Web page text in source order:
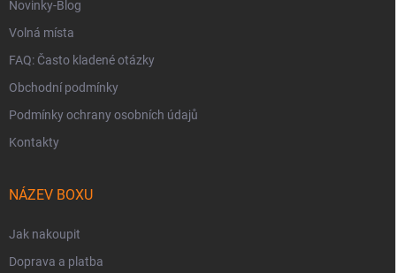
Novinky-Blog
Volná místa
FAQ: Často kladené otázky
Obchodní podmínky
Podmínky ochrany osobních údajů
Kontakty
NÁZEV BOXU
Jak nakoupit
Doprava a platba